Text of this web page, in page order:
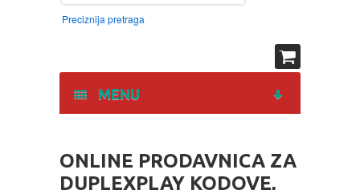
Preciznija pretraga
MENU
DVD
ONLINE PRODAVNICA ZA
DUPLEXPLAY KODOVE,